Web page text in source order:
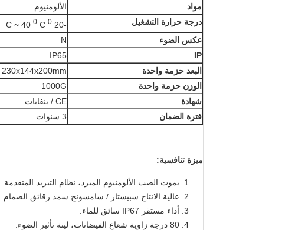
مواد
الألومنيوم
درجة حرارة التشغيل
-20
0
0 C
عكس الضوء
N
IP
IP65
البعد حزمة واحدة
230x144x200mm
الوزن حزمة واحدة
1000G
شهادة
CE / بنفايات
فترة الضمان
3 سنوات
ميزة تنافسية:
يموت الصب الألومنيوم المبرد، نظام التبريد المتقدمة.
عالية الانتاج سبيستار / سامسونج سمد رقائق الصمام.
أداء مستقر IP67 سائق للماء.
80 درجة زاوية شعاع الفيضانات، لينة تأثير الضوء.